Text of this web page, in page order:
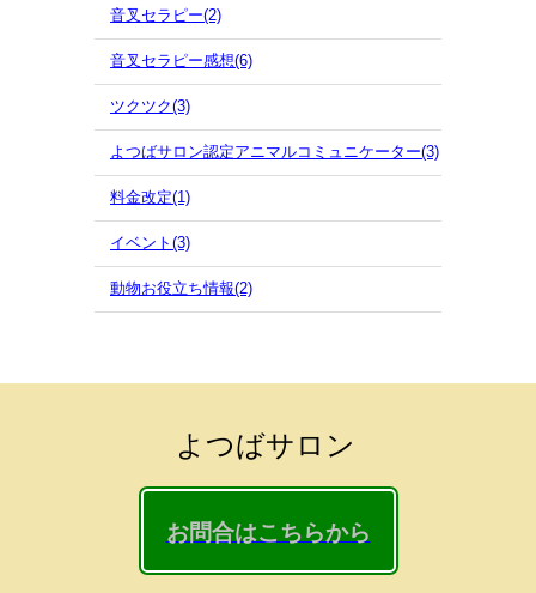
音叉セラピー(2)
音叉セラピー感想(6)
ツクツク(3)
よつばサロン認定アニマルコミュニケーター(3)
料金改定(1)
イベント(3)
動物お役立ち情報(2)
よつばサロン
お問合はこちらから